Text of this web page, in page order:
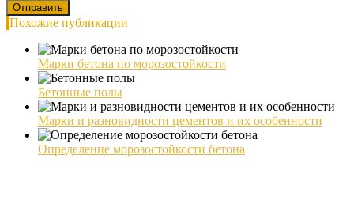
Похожие публикации
Марки бетона по морозостойкости
Бетонные полы
Марки и разновидности цементов и их особенности
Определение морозостойкости бетона